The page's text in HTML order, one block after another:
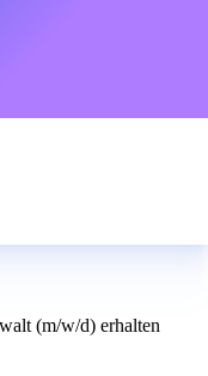
(m/w/d) erhalten